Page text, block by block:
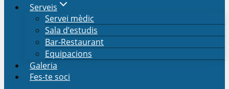
Serveis
Servei mèdic
Sala d’estudis
Bar-Restaurant
Equipacions
Galeria
Fes-te soci